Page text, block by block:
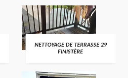
NETTOYAGE DE TERRASSE 29
FINISTÈRE